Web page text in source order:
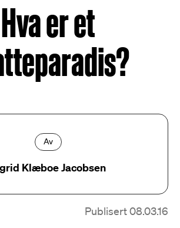
Hva er et
Av
Klæboe Jacobsen
Publisert 08.03.16